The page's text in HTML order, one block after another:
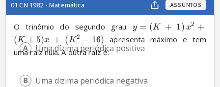
01 CN 1982 - Matemática ASSUNTOS
O trinômio do segundo grau y = (K + 1) x2 +
(K + 5)x + (K2 − 16) apresenta máximo e tem
uma raiz nula. A outra raiz é:
Uma dízima periódica positiva
Uma dízima periódica negativa